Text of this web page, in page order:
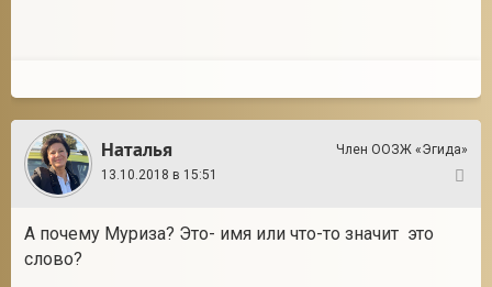
Наталья
Член ООЗЖ «Эгида»
13.10.2018 в 15:51
А почему Муриза? Это- имя или что-то значит это
слово?